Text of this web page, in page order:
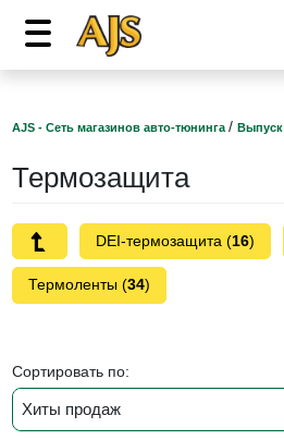
AJS - Сеть магазинов авто-тюнинга / Выпуск
Термозащита
DEI-термозащита (16)
Термоленты (34)
Сортировать по:
Хиты продаж